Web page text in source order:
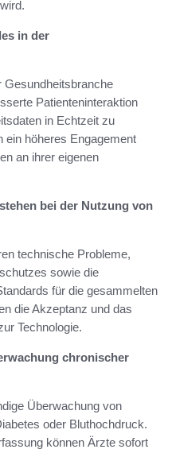
in der
Gesundheitsbranche
Patienteninteraktion
in Echtzeit zu
ein höheres Engagement
an ihrer eigenen
bei der Nutzung von
technische Probleme,
sowie die
für die gesammelten
die Akzeptanz und das
Technologie.
chronischer
Überwachung von
oder Bluthochdruck.
können Ärzte sofort